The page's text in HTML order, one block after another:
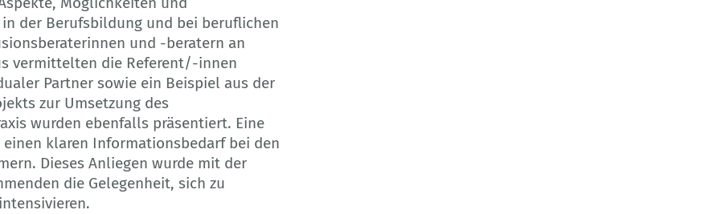
der Berufsbildung und bei beruflichen
und -beratern an
vermittelten die Referent/-innen
Partner sowie ein Beispiel aus der
zur Umsetzung des
wurden ebenfalls präsentiert. Eine
einen klaren Informationsbedarf bei den
Dieses Anliegen wurde mit der
die Gelegenheit, sich zu